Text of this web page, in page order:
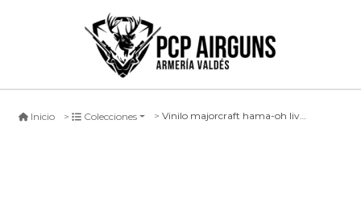
Inicio Colecciones Vinilo majorcraft hama-oh live saba #1, 100mm